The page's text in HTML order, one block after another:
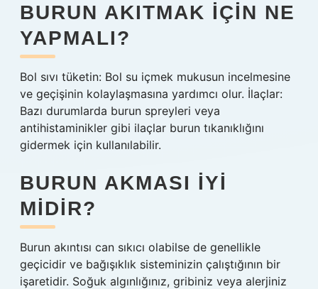
BURUN AKITMAK IÇIN NE
YAPMALI?
Bol sıvı tüketin: Bol su içmek mukusun incelmesine
ve geçişinin kolaylaşmasına yardımcı olur. İlaçlar:
Bazı durumlarda burun spreyleri veya
antihistaminikler gibi ilaçlar burun tıkanıklığını
gidermek için kullanılabilir.
BURUN AKMASI IYI
MIDIR?
Burun akıntısı can sıkıcı olabilse de genellikle
geçicidir ve bağışıklık sisteminizin çalıştığının bir
işaretidir. Soğuk algınlığınız, gribiniz veya alerjiniz